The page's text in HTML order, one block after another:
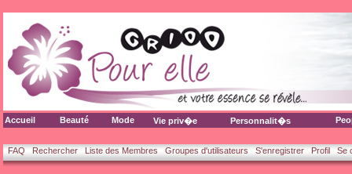
Accueil Beauté Mode Vie priv�e Personnalit�s
FAQ Rechercher Liste des Membres Groupes d'utilisateurs S'enregistrer Profil Se